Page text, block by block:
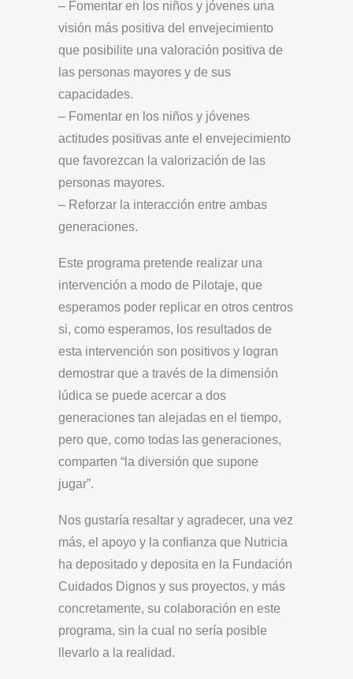
– Fomentar en los niños y jóvenes una
visión más positiva del envejecimiento
que posibilite una valoración positiva de
las personas mayores y de sus
capacidades.
– Fomentar en los niños y jóvenes
actitudes positivas ante el envejecimiento
que favorezcan la valorización de las
personas mayores.
– Reforzar la interacción entre ambas
generaciones.
Este programa pretende realizar una
intervención a modo de Pilotaje, que
esperamos poder replicar en otros centros
si, como esperamos, los resultados de
esta intervención son positivos y logran
demostrar que a través de la dimensión
lúdica se puede acercar a dos
generaciones tan alejadas en el tiempo,
pero que, como todas las generaciones,
comparten “la diversión que supone
jugar”.
Nos gustaría resaltar y agradecer, una vez
más, el apoyo y la confianza que Nutricia
ha depositado y deposita en la Fundación
Cuidados Dignos y sus proyectos, y más
concretamente, su colaboración en este
programa, sin la cual no sería posible
llevarlo a la realidad.